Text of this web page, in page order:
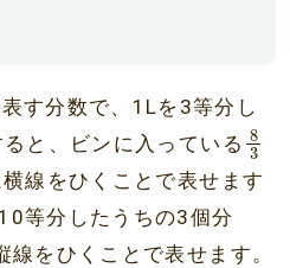
す分数で、1Lを3等分し
と、ビンに入っている 8
3
8
線をひくことで表せます
等分したうちの3個分
をひくことで表せます。